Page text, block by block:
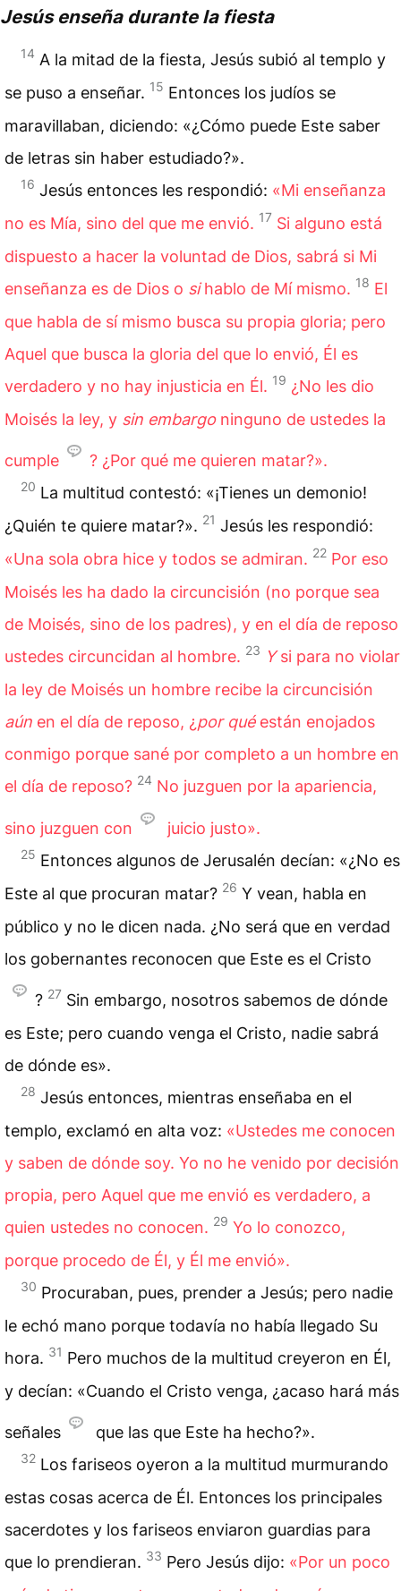
Jesús enseña durante la fiesta
14 A la mitad de la fiesta, Jesús subió al templo y
se puso a enseñar. 15 Entonces los judíos se
maravillaban, diciendo: «¿Cómo puede Este saber
de letras sin haber estudiado?».
16 Jesús entonces les respondió: «Mi enseñanza
no es Mía, sino del que me envió. 17 Si alguno está
dispuesto a hacer la voluntad de Dios, sabrá si Mi
enseñanza es de Dios o sihablo de Mí mismo. 18 El
que habla de sí mismo busca su propia gloria; pero
Aquel que busca la gloria del que lo envió, Él es
verdadero y no hay injusticia en Él. 19 ¿No les dio
Moisés la ley, y sin embargoninguno de ustedes la
cumple ? ¿Por qué me quieren matar?».
20 La multitud contestó: «¡Tienes un demonio!
¿Quién te quiere matar?». 21 Jesús les respondió:
«Una sola obra hice y todos se admiran. 22 Por eso
Moisés les ha dado la circuncisión (no porque sea
de Moisés, sino de los padres), y en el día de reposo
ustedes circuncidan al hombre. 23 Ysi para no violar
la ley de Moisés un hombre recibe la circuncisión
aún en el día de reposo, ¿por quéestán enojados
conmigo porque sané por completo a un hombre en
el día de reposo? 24 No juzguen por la apariencia,
sino juzguen con juicio justo».
25 Entonces algunos de Jerusalén decían: «¿No es
Este al que procuran matar? 26 Y vean, habla en
público y no le dicen nada. ¿No será que en verdad
los gobernantes reconocen que Este es el Cristo
? 27 Sin embargo, nosotros sabemos de dónde
es Este; pero cuando venga el Cristo, nadie sabrá
de dónde es».
28 Jesús entonces, mientras enseñaba en el
templo, exclamó en alta voz: «Ustedes me conocen
y saben de dónde soy. Yo no he venido por decisión
propia, pero Aquel que me envió es verdadero, a
quien ustedes no conocen. 29 Yo lo conozco,
porque procedo de Él, y Él me envió».
30 Procuraban, pues, prender a Jesús; pero nadie
le echó mano porque todavía no había llegado Su
hora. 31 Pero muchos de la multitud creyeron en Él,
y decían: «Cuando el Cristo venga, ¿acaso hará más
señales que las que Este ha hecho?».
32 Los fariseos oyeron a la multitud murmurando
estas cosas acerca de Él. Entonces los principales
sacerdotes y los fariseos enviaron guardias para
que lo prendieran. 33 Pero Jesús dijo: «Por un poco